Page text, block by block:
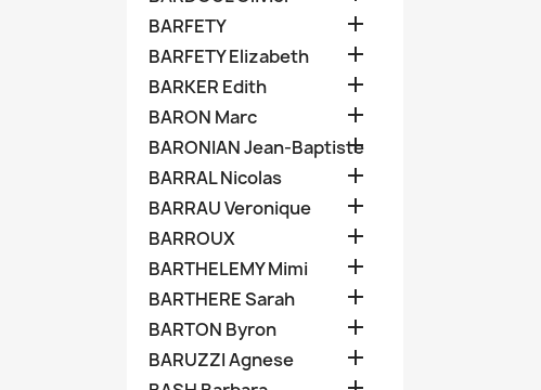
BARFETY 
BARFETY Elizabeth 
BARKER Edith 
BARON Marc 
BARONIAN Jean-Baptiste

BARRAL Nicolas 
BARRAU Veronique 
BARROUX 
BARTHELEMY Mimi 
BARTHERE Sarah 
BARTON Byron 
BARUZZI Agnese 